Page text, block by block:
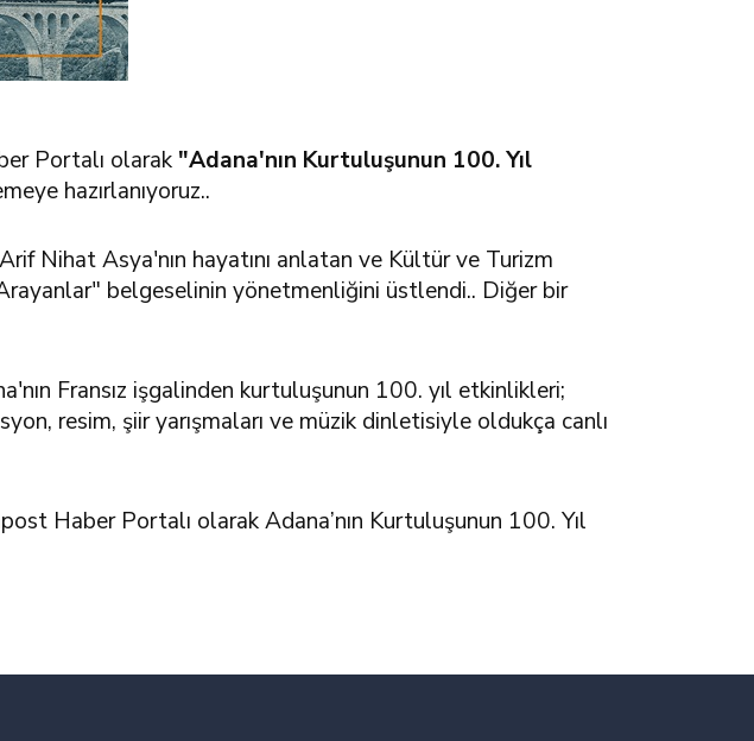
Portalı olarak "Adana'nın Kurtuluşunun 100. Yıl
hazırlanıyoruz..
Nihat Asya'nın hayatını anlatan ve Kültür ve Turizm
belgeselinin yönetmenliğini üstlendi.. Diğer bir
Fransız işgalinden kurtuluşunun 100. yıl etkinlikleri;
resim, şiir yarışmaları ve müzik dinletisiyle oldukça canlı
Haber Portalı olarak Adana’nın Kurtuluşunun 100. Yıl